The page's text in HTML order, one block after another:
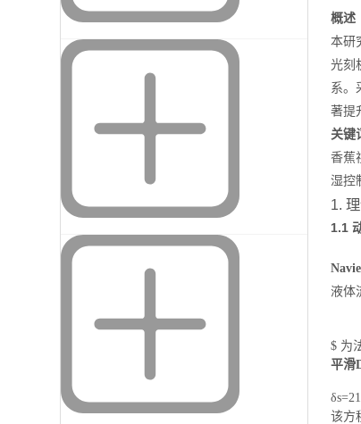
概述
本研
光刻
系。
著提
关键
香蕉
湿控
1.
1.1
液体
$ 为
平滑
δs=21
该方